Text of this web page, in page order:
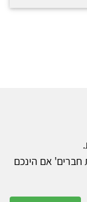
חברים' אם הינכם